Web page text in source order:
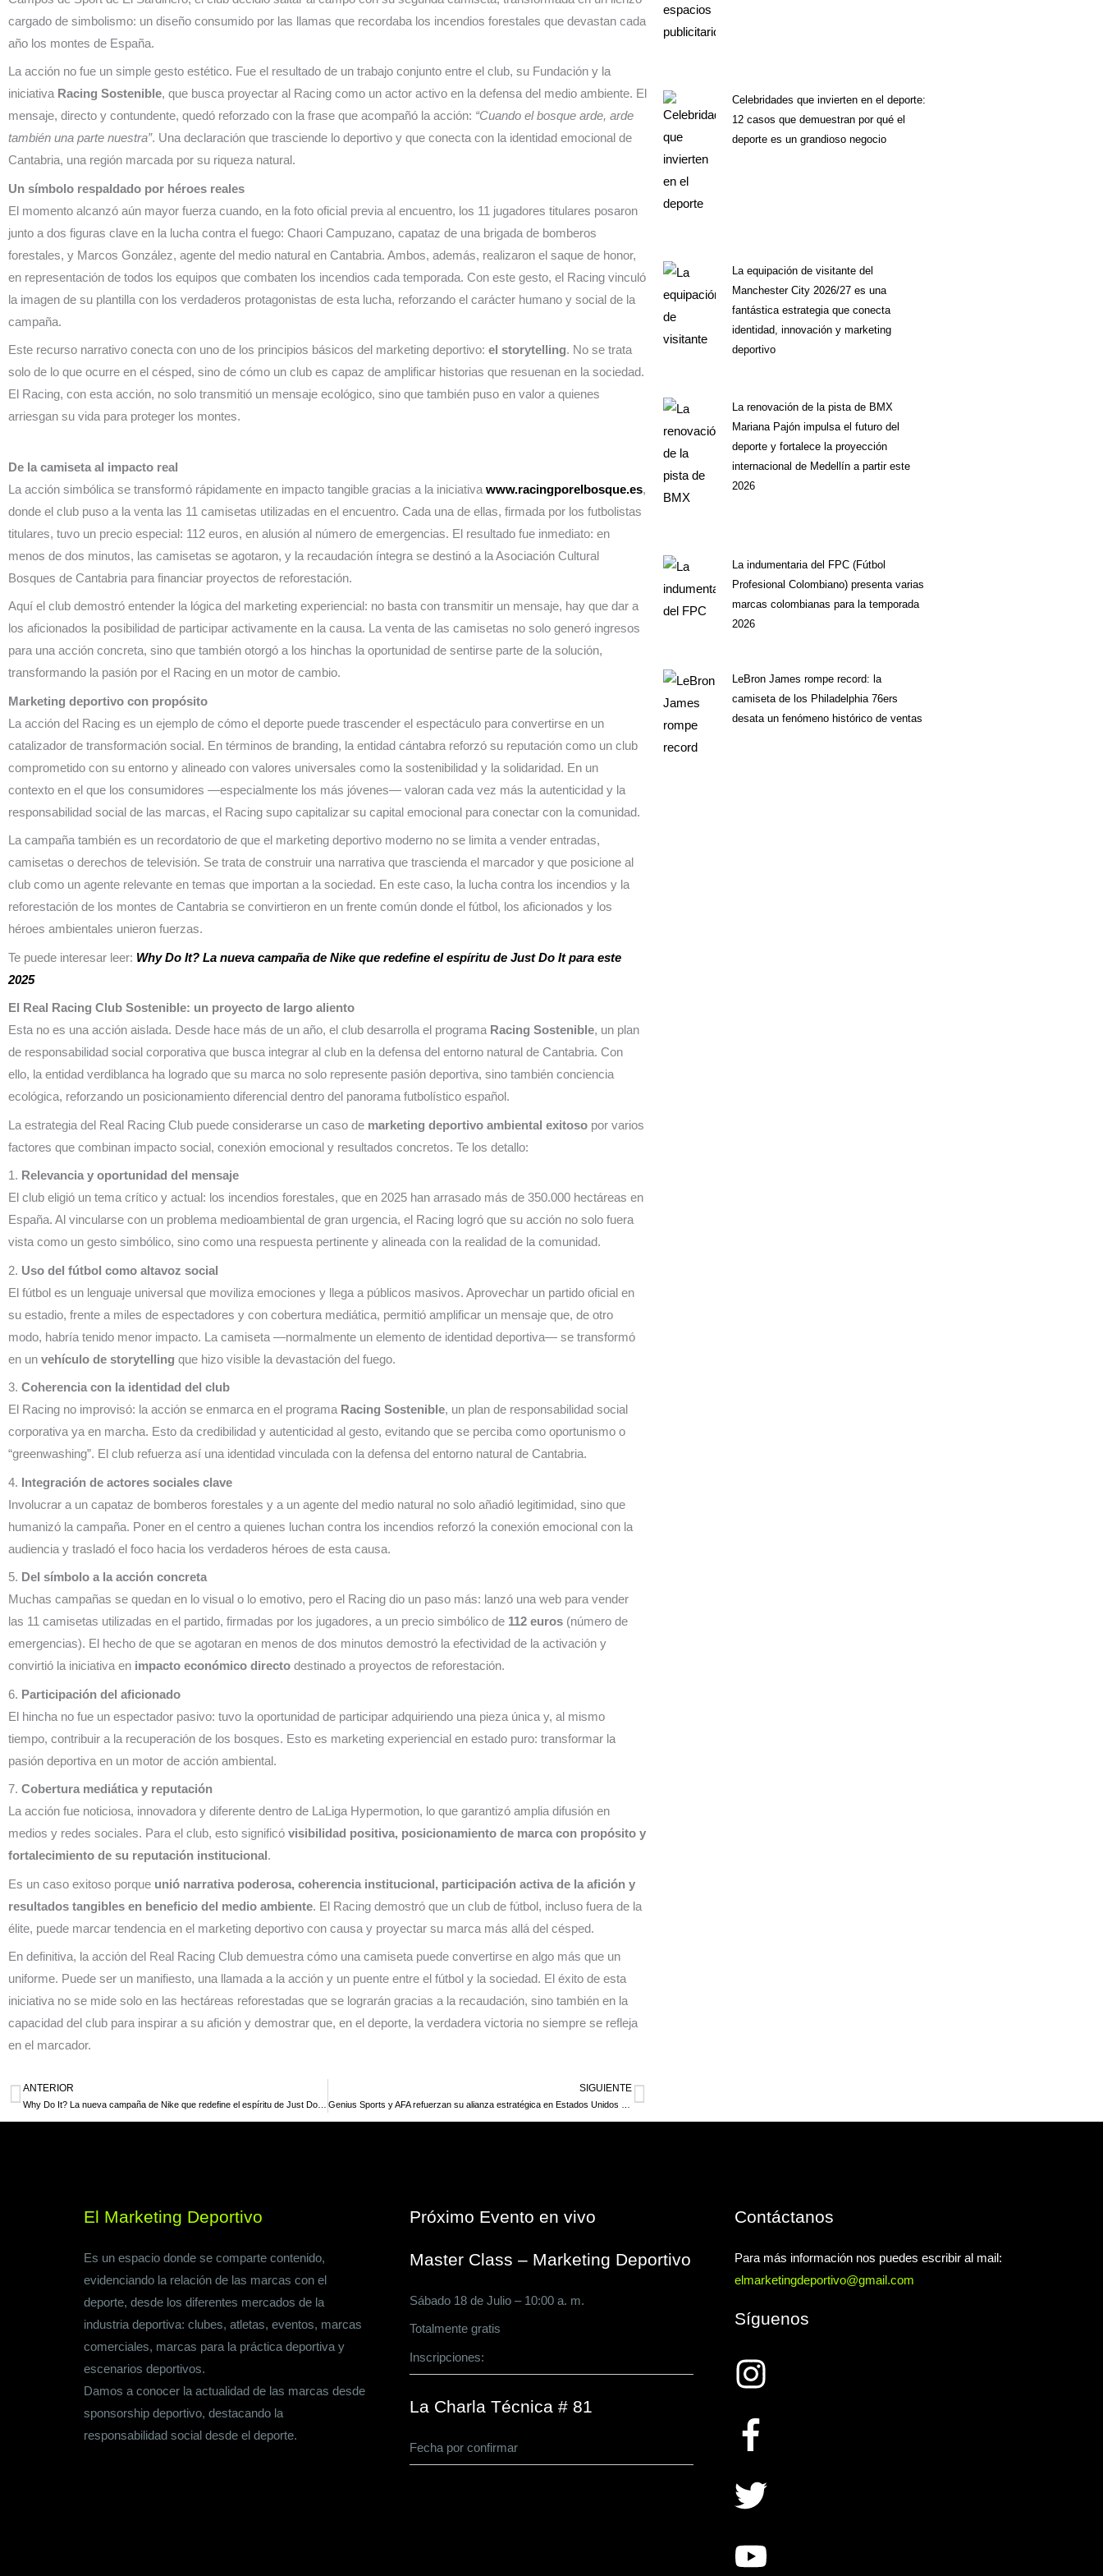
cargado de simbolismo: un diseño consumido por las llamas que recordaba los incendios forestales que devastan cada
año los montes de España.
La acción no fue un simple gesto estético. Fue el resultado de un trabajo conjunto entre el club, su Fundación y la
iniciativa Racing Sostenible, que busca proyectar al Racing como un actor activo en la defensa del medio ambiente. El
mensaje, directo y contundente, quedó reforzado con la frase que acompañó la acción: “Cuando el bosque arde, arde
también una parte nuestra”. Una declaración que trasciende lo deportivo y que conecta con la identidad emocional de
Cantabria, una región marcada por su riqueza natural.
Un símbolo respaldado por héroes reales
El momento alcanzó aún mayor fuerza cuando, en la foto oficial previa al encuentro, los 11 jugadores titulares posaron
junto a dos figuras clave en la lucha contra el fuego: Chaori Campuzano, capataz de una brigada de bomberos
forestales, y Marcos González, agente del medio natural en Cantabria. Ambos, además, realizaron el saque de honor,
en representación de todos los equipos que combaten los incendios cada temporada. Con este gesto, el Racing vinculó
la imagen de su plantilla con los verdaderos protagonistas de esta lucha, reforzando el carácter humano y social de la
campaña.
Este recurso narrativo conecta con uno de los principios básicos del marketing deportivo: el storytelling. No se trata
solo de lo que ocurre en el césped, sino de cómo un club es capaz de amplificar historias que resuenan en la sociedad.
El Racing, con esta acción, no solo transmitió un mensaje ecológico, sino que también puso en valor a quienes
arriesgan su vida para proteger los montes.
De la camiseta al impacto real
La acción simbólica se transformó rápidamente en impacto tangible gracias a la iniciativa www.racingporelbosque.es,
donde el club puso a la venta las 11 camisetas utilizadas en el encuentro. Cada una de ellas, firmada por los futbolistas
titulares, tuvo un precio especial: 112 euros, en alusión al número de emergencias. El resultado fue inmediato: en
menos de dos minutos, las camisetas se agotaron, y la recaudación íntegra se destinó a la Asociación Cultural
Bosques de Cantabria para financiar proyectos de reforestación.
Aquí el club demostró entender la lógica del marketing experiencial: no basta con transmitir un mensaje, hay que dar a
los aficionados la posibilidad de participar activamente en la causa. La venta de las camisetas no solo generó ingresos
para una acción concreta, sino que también otorgó a los hinchas la oportunidad de sentirse parte de la solución,
transformando la pasión por el Racing en un motor de cambio.
Marketing deportivo con propósito
La acción del Racing es un ejemplo de cómo el deporte puede trascender el espectáculo para convertirse en un
catalizador de transformación social. En términos de branding, la entidad cántabra reforzó su reputación como un club
comprometido con su entorno y alineado con valores universales como la sostenibilidad y la solidaridad. En un
contexto en el que los consumidores —especialmente los más jóvenes— valoran cada vez más la autenticidad y la
responsabilidad social de las marcas, el Racing supo capitalizar su capital emocional para conectar con la comunidad.
La campaña también es un recordatorio de que el marketing deportivo moderno no se limita a vender entradas,
camisetas o derechos de televisión. Se trata de construir una narrativa que trascienda el marcador y que posicione al
club como un agente relevante en temas que importan a la sociedad. En este caso, la lucha contra los incendios y la
reforestación de los montes de Cantabria se convirtieron en un frente común donde el fútbol, los aficionados y los
héroes ambientales unieron fuerzas.
Te puede interesar leer: Why Do It? La nueva campaña de Nike que redefine el espíritu de Just Do It para este
2025
El Real Racing Club Sostenible: un proyecto de largo aliento
Esta no es una acción aislada. Desde hace más de un año, el club desarrolla el programa Racing Sostenible, un plan
de responsabilidad social corporativa que busca integrar al club en la defensa del entorno natural de Cantabria. Con
ello, la entidad verdiblanca ha logrado que su marca no solo represente pasión deportiva, sino también conciencia
ecológica, reforzando un posicionamiento diferencial dentro del panorama futbolístico español.
La estrategia del Real Racing Club puede considerarse un caso de marketing deportivo ambiental exitoso por varios
factores que combinan impacto social, conexión emocional y resultados concretos. Te los detallo:
1. Relevancia y oportunidad del mensaje
El club eligió un tema crítico y actual: los incendios forestales, que en 2025 han arrasado más de 350.000 hectáreas en
España. Al vincularse con un problema medioambiental de gran urgencia, el Racing logró que su acción no solo fuera
vista como un gesto simbólico, sino como una respuesta pertinente y alineada con la realidad de la comunidad.
2. Uso del fútbol como altavoz social
El fútbol es un lenguaje universal que moviliza emociones y llega a públicos masivos. Aprovechar un partido oficial en
su estadio, frente a miles de espectadores y con cobertura mediática, permitió amplificar un mensaje que, de otro
modo, habría tenido menor impacto. La camiseta —normalmente un elemento de identidad deportiva— se transformó
en un vehículo de storytelling que hizo visible la devastación del fuego.
3. Coherencia con la identidad del club
El Racing no improvisó: la acción se enmarca en el programa Racing Sostenible, un plan de responsabilidad social
corporativa ya en marcha. Esto da credibilidad y autenticidad al gesto, evitando que se perciba como oportunismo o
“greenwashing”. El club refuerza así una identidad vinculada con la defensa del entorno natural de Cantabria.
4. Integración de actores sociales clave
Involucrar a un capataz de bomberos forestales y a un agente del medio natural no solo añadió legitimidad, sino que
humanizó la campaña. Poner en el centro a quienes luchan contra los incendios reforzó la conexión emocional con la
audiencia y trasladó el foco hacia los verdaderos héroes de esta causa.
5. Del símbolo a la acción concreta
Muchas campañas se quedan en lo visual o lo emotivo, pero el Racing dio un paso más: lanzó una web para vender
las 11 camisetas utilizadas en el partido, firmadas por los jugadores, a un precio simbólico de 112 euros (número de
emergencias). El hecho de que se agotaran en menos de dos minutos demostró la efectividad de la activación y
convirtió la iniciativa en impacto económico directo destinado a proyectos de reforestación.
6. Participación del aficionado
El hincha no fue un espectador pasivo: tuvo la oportunidad de participar adquiriendo una pieza única y, al mismo
tiempo, contribuir a la recuperación de los bosques. Esto es marketing experiencial en estado puro: transformar la
pasión deportiva en un motor de acción ambiental.
7. Cobertura mediática y reputación
La acción fue noticiosa, innovadora y diferente dentro de LaLiga Hypermotion, lo que garantizó amplia difusión en
medios y redes sociales. Para el club, esto significó visibilidad positiva, posicionamiento de marca con propósito y
fortalecimiento de su reputación institucional.
Es un caso exitoso porque unió narrativa poderosa, coherencia institucional, participación activa de la afición y
resultados tangibles en beneficio del medio ambiente. El Racing demostró que un club de fútbol, incluso fuera de la
élite, puede marcar tendencia en el marketing deportivo con causa y proyectar su marca más allá del césped.
En definitiva, la acción del Real Racing Club demuestra cómo una camiseta puede convertirse en algo más que un
uniforme. Puede ser un manifiesto, una llamada a la acción y un puente entre el fútbol y la sociedad. El éxito de esta
iniciativa no se mide solo en las hectáreas reforestadas que se lograrán gracias a la recaudación, sino también en la
capacidad del club para inspirar a su afición y demostrar que, en el deporte, la verdadera victoria no siempre se refleja
en el marcador.
Ant
ANTERIOR SIGUIENTESiguiente
Celebridades que invierten en el deporte:
12 casos que demuestran por qué el
deporte es un grandioso negocio
La equipación de visitante del
Manchester City 2026/27 es una
fantástica estrategia que conecta
identidad, innovación y marketing
deportivo
La renovación de la pista de BMX
Mariana Pajón impulsa el futuro del
deporte y fortalece la proyección
internacional de Medellín a partir este
2026
La indumentaria del FPC (Fútbol
Profesional Colombiano) presenta varias
marcas colombianas para la temporada
2026
LeBron James rompe record: la
camiseta de los Philadelphia 76ers
desata un fenómeno histórico de ventas
El Marketing Deportivo
Es un espacio donde se comparte contenido,
evidenciando la relación de las marcas con el
deporte, desde los diferentes mercados de la
industria deportiva: clubes, atletas, eventos, marcas
comerciales, marcas para la práctica deportiva y
escenarios deportivos.
Damos a conocer la actualidad de las marcas desde
sponsorship deportivo, destacando la
responsabilidad social desde el deporte.
Próximo Evento en vivo
Master Class – Marketing Deportivo
Sábado 18 de Julio – 10:00 a. m.
Totalmente gratis
Inscripciones:
La Charla Técnica # 81
Fecha por confirmar
Contáctanos
Para más información nos puedes escribir al mail:
elmarketingdeportivo@gmail.com
Síguenos